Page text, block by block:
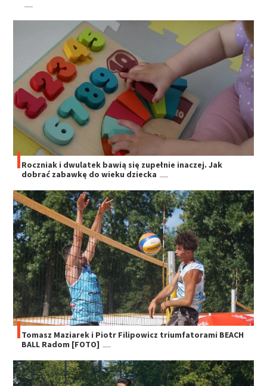
Roczniak i dwulatek bawią się zupełnie inaczej. Jak
dobrać zabawkę do wieku dziecka
Tomasz Maziarek i Piotr Filipowicz triumfatorami BEACH
BALL Radom [FOTO]